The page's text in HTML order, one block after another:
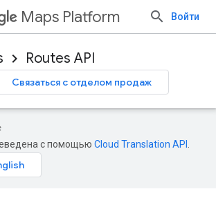
Maps Platform Войти
Routes API
Связаться с отделом продаж
с помощью Cloud Translation API